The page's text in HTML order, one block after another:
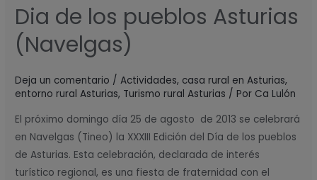
Dia de los pueblos Asturias
(Navelgas)
Deja un comentario /Actividades, casa rural en Asturias,
entorno rural Asturias, Turismo rural Asturias / Por Ca Lulón
El próximo domingo día 25 de agosto de 2013 se celebrará
en Navelgas (Tineo) la XXXIII Edición del Día de los pueblos
de Asturias. Esta celebración, declarada de interés
turístico regional, es una fiesta de fraternidad con el
Dia
de
los
Asturias
(Navelgas)